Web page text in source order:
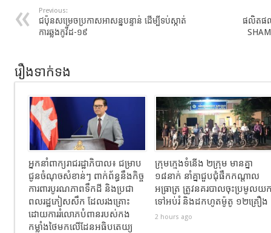
Previous:
​ជប៉ុន​សម្រេចប្រកាសអាសន្នបន្ទាន់ ដើម្បីទប់ស្កាត់
ការឆ្លងកូវីដ​-១៩
ផលិតផល
រឿងទាក់ទង
អ្នកនាំពាក្យ​រាជរដ្ឋាភិបាល​៖​ ជម្រាប​
ជូន​ចំណុចសំខាន់ៗ ពាក់ព័ន្ធនឹងកិច្ច
ការពារបូរណភាពទឹកដី និងប្រជា
ពលរដ្ឋភៀសសឹក ដែលរងគ្រោះ
ដោយការរំលោភបំពានរបស់កង
កម្លាំងថៃមកលើដែនអធិបតេយ្យ
ក្រុមក្មេងទំនើង ២ក្រុម មានគ្នា
១៨នាក់ នាំគ្នាជួបជុំផឹកកណ្ដាល
អធ្រាត្រ ត្រូវនគរបាលចុះប្រមូលយ
ទៅអប់រំ និងដកហូតម៉ូតូ ១២គ្រឿង
2 hours ago